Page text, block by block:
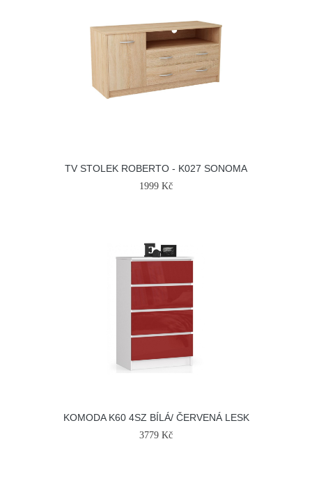
TV STOLEK ROBERTO - K027 SONOMA
1999 Kč
KOMODA K60 4SZ BÍLÁ/ ČERVENÁ LESK
3779 Kč